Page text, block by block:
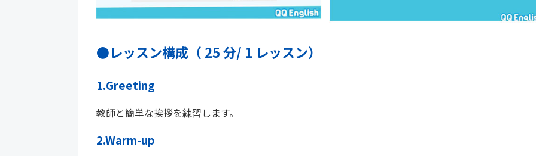
●レッスン構成（ 25 分/ 1 レッスン）
1.Greeting
教師と簡単な挨拶を練習します。
2.Warm-up